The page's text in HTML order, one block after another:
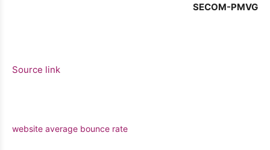
SECOM-PMVG
Source link
website average bounce rate